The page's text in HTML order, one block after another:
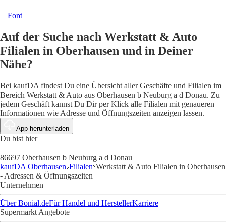
Ford
Auf der Suche nach Werkstatt & Auto
Filialen in Oberhausen und in Deiner
Nähe?
Bei kaufDA findest Du eine Übersicht aller Geschäfte und Filialen im
Bereich Werkstatt & Auto aus Oberhausen b Neuburg a d Donau. Zu
jedem Geschäft kannst Du Dir per Klick alle Filialen mit genaueren
Informationen wie Adresse und Öffnungszeiten anzeigen lassen.
App herunterladen
Du bist hier
86697 Oberhausen b Neuburg a d Donau
kaufDA Oberhausen Filialen Werkstatt & Auto Filialen in Oberhausen
- Adressen & Öffnungszeiten
Unternehmen
Über Bonial.deFür Handel und HerstellerKarriere
Supermarkt Angebote